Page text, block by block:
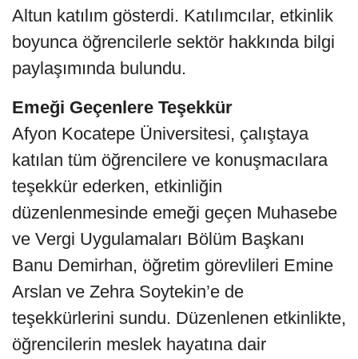
Altun katılım gösterdi. Katılımcılar, etkinlik
boyunca öğrencilerle sektör hakkında bilgi
paylaşımında bulundu.
Emeği Geçenlere Teşekkür
Afyon Kocatepe Üniversitesi, çalıştaya
katılan tüm öğrencilere ve konuşmacılara
teşekkür ederken, etkinliğin
düzenlenmesinde emeği geçen Muhasebe
ve Vergi Uygulamaları Bölüm Başkanı
Banu Demirhan, öğretim görevlileri Emine
Arslan ve Zehra Soytekin’e de
teşekkürlerini sundu. Düzenlenen etkinlikte,
öğrencilerin meslek hayatına dair